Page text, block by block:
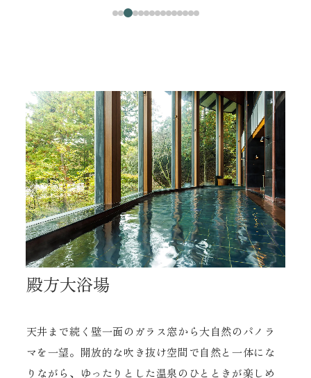
殿方大浴場
天井まで続く壁一面のガラス窓から大自然のパノラ
マを一望。開放的な吹き抜け空間で自然と一体にな
りながら、ゆったりとした温泉のひとときが楽しめ